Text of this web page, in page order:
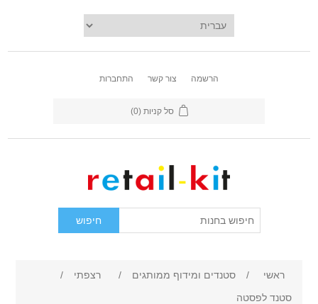
הרשמה צור קשר התחברות
סל קניות (0)
ראשי / סטנדים ומידוף ממותגים / רצפתי
/
סטנד לפסטה